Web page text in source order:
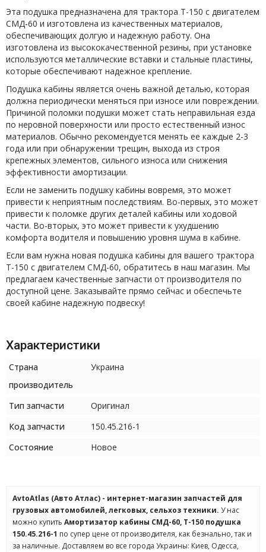
Эта подушка предназначена для трактора Т-150 с двигателем
СМД-60 и изготовлена из качественных материалов,
обеспечивающих долгую и надежную работу. Она
изготовлена из высококачественной резины, при установке
используются металлические вставки и стальные пластины,
которые обеспечивают надежное крепление.
Подушка кабины является очень важной деталью, которая
должна периодически меняться при износе или повреждении.
Причиной поломки подушки может стать неправильная езда
по неровной поверхности или просто естественный износ
материалов. Обычно рекомендуется менять ее каждые 2-3
года или при обнаружении трещин, выхода из строя
крепежных элементов, сильного износа или снижения
эффективности амортизации.
Если не заменить подушку кабины вовремя, это может
привести к неприятным последствиям. Во-первых, это может
привести к поломке других деталей кабины или ходовой
части. Во-вторых, это может привести к ухудшению
комфорта водителя и повышению уровня шума в кабине.
Если вам нужна новая подушка кабины для вашего трактора
Т-150 с двигателем СМД-60, обратитесь в наш магазин. Мы
предлагаем качественные запчасти от производителя по
доступной цене. Заказывайте прямо сейчас и обеспечьте
своей кабине надежную подвеску!
Характеристики
Страна
производитель
Украина
Тип запчасти
Оригинал
Код запчасти
150.45.216-1
Состояние
Новое
AvtoAtlas (Авто Атлас) - интернет-магазин запчастей для
грузовых автомобилей, легковых, сельхоз техники. У нас
можно купить Амортизатор кабины СМД-60, Т-150 подушка
150.45.216-1 по супер цене от производителя, как безнально, так и
за наличные. Доставляем во все города Украины: Киев, Одесса,